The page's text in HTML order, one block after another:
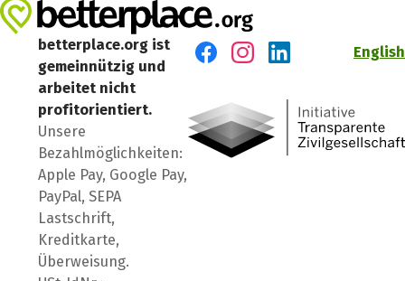
betterplace.org ist
gemeinnützig und
arbeitet nicht
profitorientiert.
Unsere
Bezahlmöglichkeiten:
Apple Pay, Google Pay,
PayPal, SEPA
Lastschrift,
Kreditkarte,
Überweisung.
English